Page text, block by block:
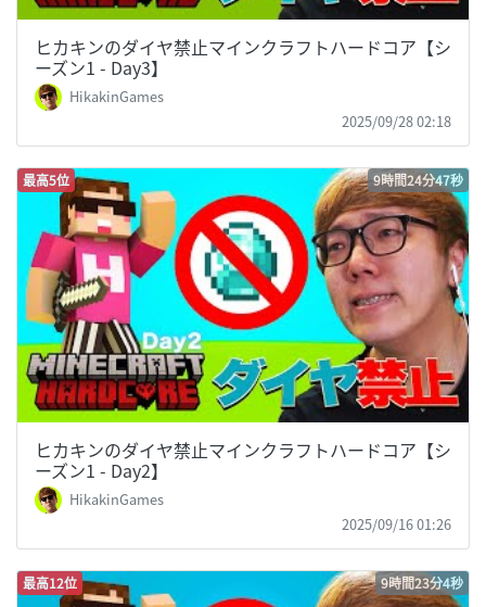
ヒカキンのダイヤ禁止マインクラフトハードコア【シ
ーズン1 - Day3】
HikakinGames
2025/09/28 02:18
最高5位 9時間24分47秒
ヒカキンのダイヤ禁止マインクラフトハードコア【シ
ーズン1 - Day2】
HikakinGames
2025/09/16 01:26
最高12位 9時間23分4秒